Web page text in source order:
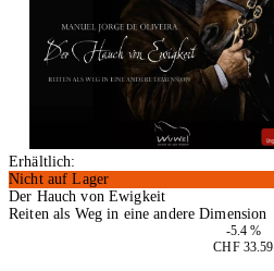
Erhältlich:
Nicht auf Lager
Der Hauch von Ewigkeit
Reiten als Weg in eine andere Dimension
-5.4 %
CHF 33.59